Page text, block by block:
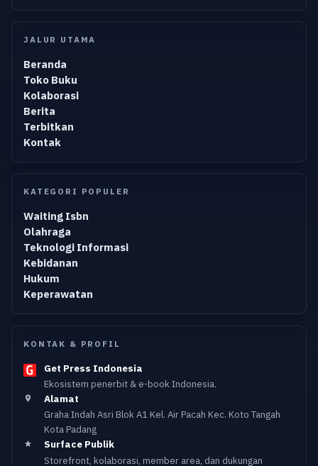
JALUR UTAMA
Beranda
Toko Buku
Kolaborasi
Berita
Terbitkan
Kontak
KATEGORI POPULER
Waiting Isbn
Olahraga
Teknologi Informasi
Kebidanan
Hukum
Keperawatan
KONTAK & PROFIL
Get Press Indonesia
Ekosistem penerbit & e-book Indonesia.
Alamat
Graha Indah Asri Blok A1 Kel. Air Pacah Kec. Koto Tangah
Kota Padang
Surface Publik
Storefront, kolaborasi, member area, dan dukungan